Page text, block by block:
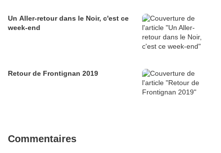
Un Aller-retour dans le Noir, c'est ce
week-end
Retour de Frontignan 2019
Commentaires